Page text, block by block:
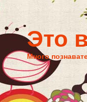
Это
Много